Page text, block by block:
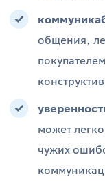
общения,
может
чужих